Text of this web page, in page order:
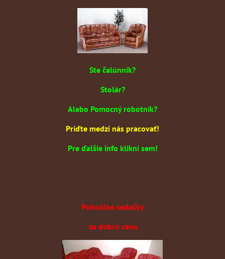
Ste čalúnník?
Stolár?
Alebo Pomocný robotník?
Príďte medzi nás pracovať!
Pre ďalšie info klikni sem!
Pohodlné sedačky
za dobrú cenu